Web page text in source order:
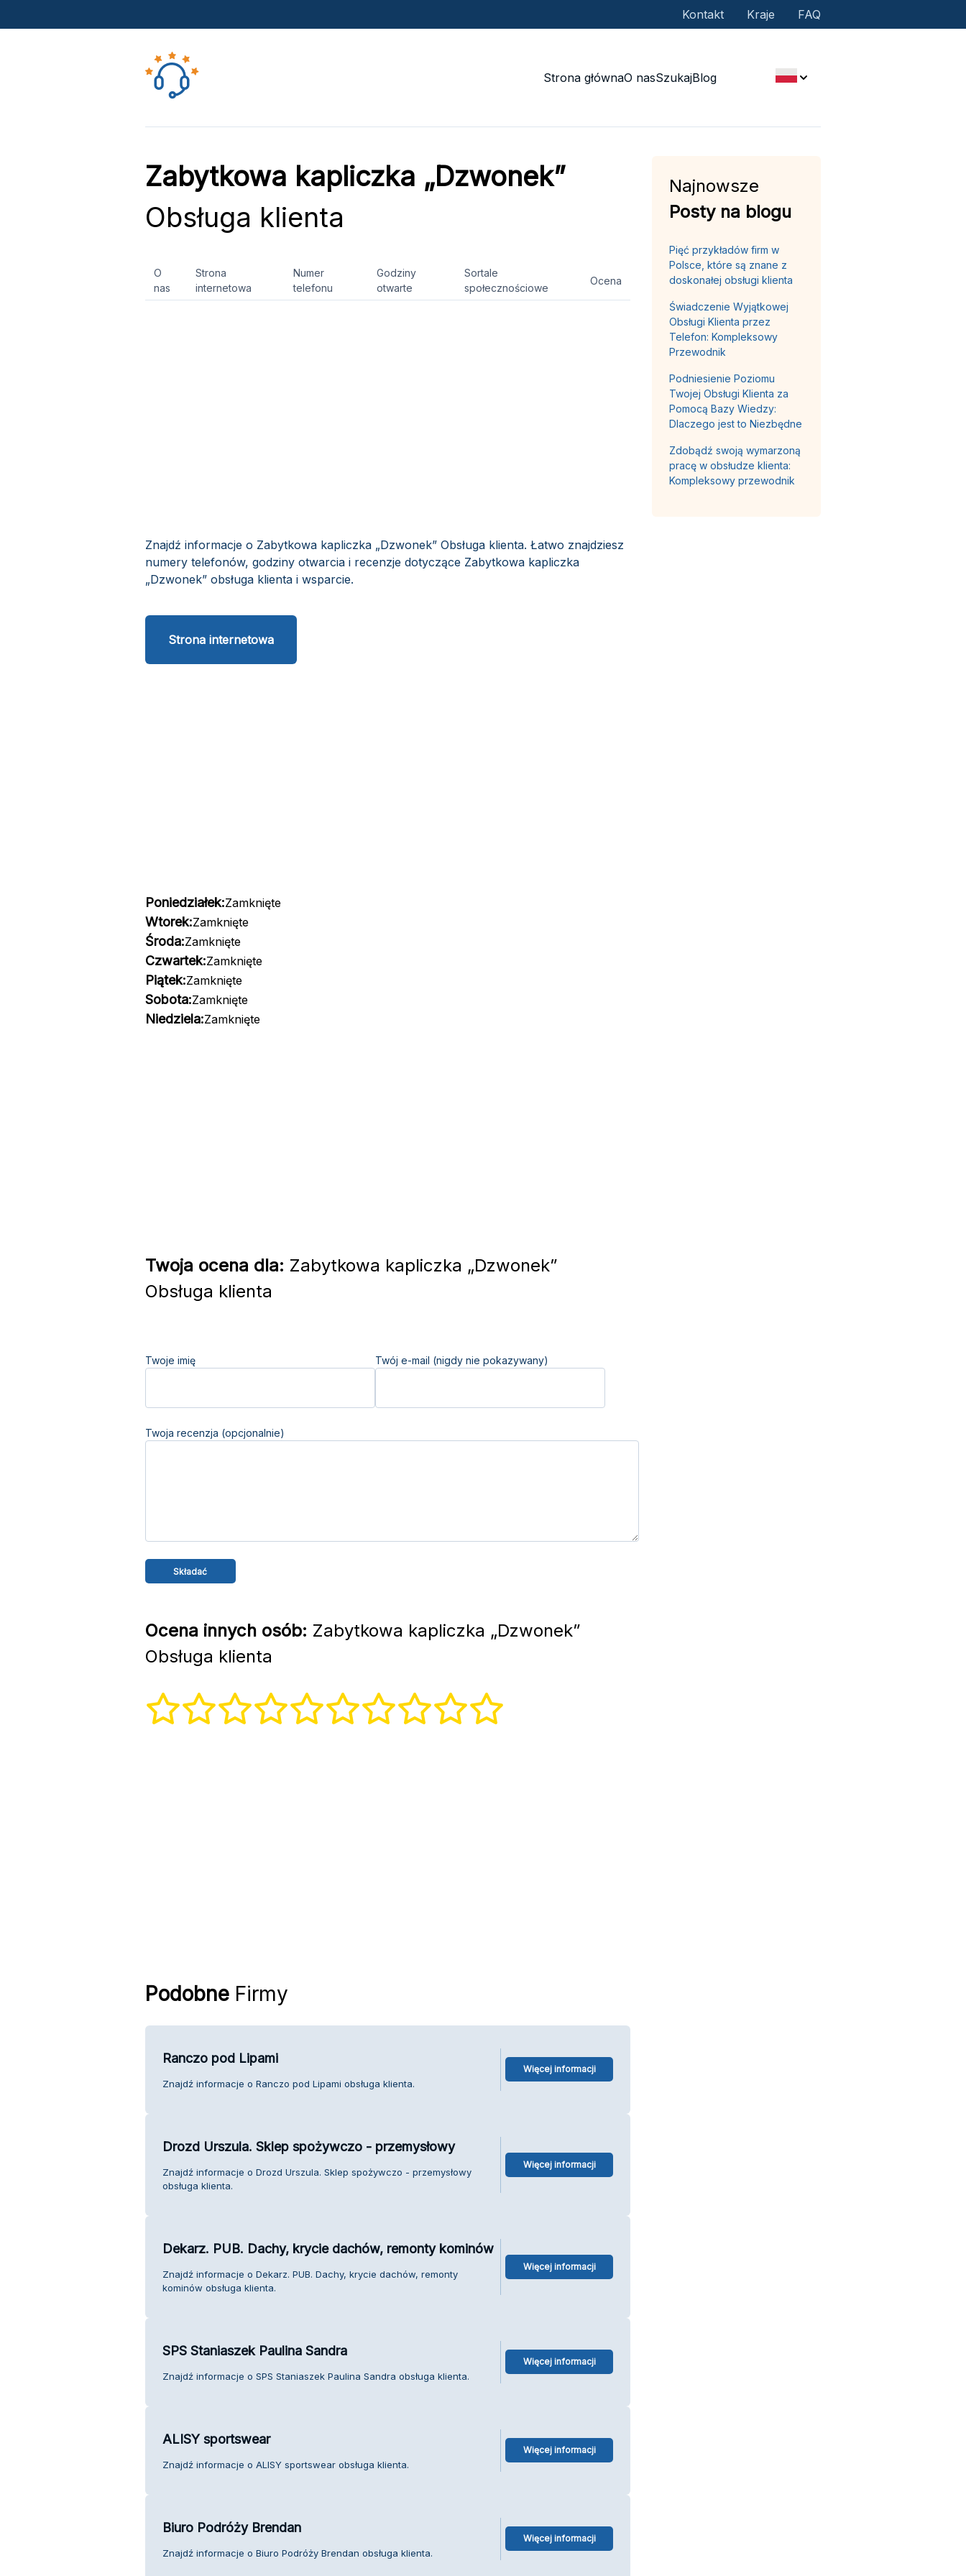
Kontakt Kraje FAQ
Strona głównaO nasSzukajBlog
Zabytkowa kapliczka „Dzwonek”
Obsługa klienta
O
nas
Strona
internetowa
Numer
telefonu
Godziny
otwarte
Sortale
społecznościowe
Ocena
Znajdź informacje o Zabytkowa kapliczka „Dzwonek” Obsługa klienta. Łatwo znajdziesz
numery telefonów, godziny otwarcia i recenzje dotyczące Zabytkowa kapliczka
„Dzwonek” obsługa klienta i wsparcie.
Strona internetowa
Poniedziałek:Zamknięte
Wtorek:Zamknięte
Środa:Zamknięte
Czwartek:Zamknięte
Piątek:Zamknięte
Sobota:Zamknięte
Niedziela:Zamknięte
Twoja ocena dla: Zabytkowa kapliczka „Dzwonek”
Obsługa klienta
Twoje imię Twój e-mail (nigdy nie pokazywany)
Twoja recenzja (opcjonalnie)
Ocena innych osób: Zabytkowa kapliczka „Dzwonek”
Obsługa klienta
PodobneFirmy
Ranczo pod Lipami
Znajdź informacje o Ranczo pod Lipami obsługa klienta.
Więcej informacji
Drozd Urszula. Sklep spożywczo - przemysłowy
Znajdź informacje o Drozd Urszula. Sklep spożywczo - przemysłowy
obsługa klienta.
Więcej informacji
Dekarz. PUB. Dachy, krycie dachów, remonty kominów
Znajdź informacje o Dekarz. PUB. Dachy, krycie dachów, remonty
kominów obsługa klienta.
Więcej informacji
SPS Staniaszek Paulina Sandra
Znajdź informacje o SPS Staniaszek Paulina Sandra obsługa klienta.
Więcej informacji
ALISY sportswear
Znajdź informacje o ALISY sportswear obsługa klienta.
Więcej informacji
Biuro Podróży Brendan
Znajdź informacje o Biuro Podróży Brendan obsługa klienta.
Więcej informacji
Najnowsze
Posty na blogu
Pięć przykładów firm w
Polsce, które są znane z
doskonałej obsługi klienta
Świadczenie Wyjątkowej
Obsługi Klienta przez
Telefon: Kompleksowy
Przewodnik
Podniesienie Poziomu
Twojej Obsługi Klienta za
Pomocą Bazy Wiedzy:
Dlaczego jest to Niezbędne
Zdobądź swoją wymarzoną
pracę w obsłudze klienta:
Kompleksowy przewodnik